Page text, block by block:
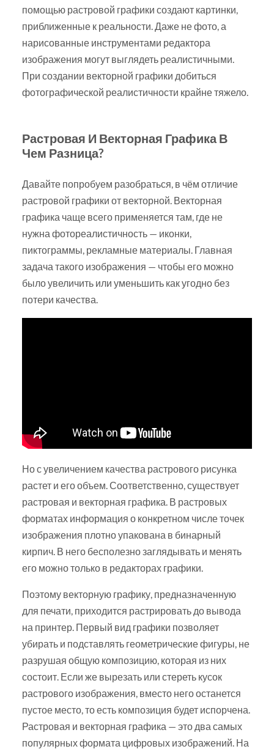
помощью растровой графики создают картинки,
приближенные к реальности. Даже не фото, а
нарисованные инструментами редактора
изображения могут выглядеть реалистичными.
При создании векторной графики добиться
фотографической реалистичности крайне тяжело.
Растровая И Векторная Графика В
Чем Разница?
Давайте попробуем разобраться, в чём отличие
растровой графики от векторной. Векторная
графика чаще всего применяется там, где не
нужна фотореалистичность — иконки,
пиктограммы, рекламные материалы. Главная
задача такого изображения — чтобы его можно
было увеличить или уменьшить как угодно без
потери качества.
Но с увеличением качества растрового рисунка
растет и его объем. Соответственно, существует
растровая и векторная графика. В растровых
форматах информация о конкретном числе точек
изображения плотно упакована в бинарный
кирпич. В него бесполезно заглядывать и менять
его можно только в редакторах графики.
Поэтому векторную графику, предназначенную
для печати, приходится растрировать до вывода
на принтер. Первый вид графики позволяет
убирать и подставлять геометрические фигуры, не
разрушая общую композицию, которая из них
состоит. Если же вырезать или стереть кусок
растрового изображения, вместо него останется
пустое место, то есть композиция будет испорчена.
Растровая и векторная графика — это два самых
популярных формата цифровых изображений. На